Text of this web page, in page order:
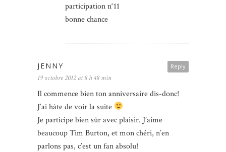
participation n°11
bonne chance
Reply
JENNY
19 octobre 2012 at 8 h 48 min
Il commence bien ton anniversaire dis-donc!
J’ai hâte de voir la suite
Je participe bien sûr avec plaisir. J’aime
beaucoup Tim Burton, et mon chéri, n’en
parlons pas, c’est un fan absolu!